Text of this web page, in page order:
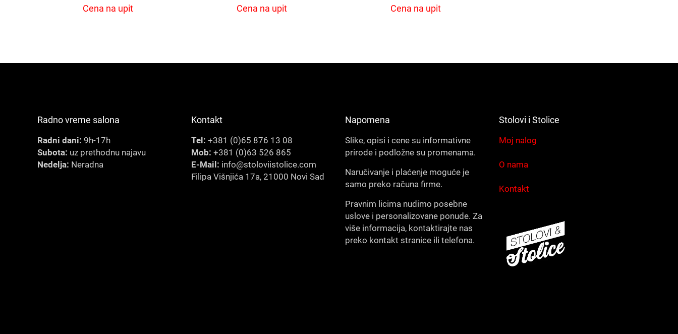
Cena na upit Cena na upit Cena na upit
Radno vreme salona
Radni dani: 9h-17h
Subota: uz prethodnu najavu
Nedelja: Neradna
Kontakt
Tel: +381 (0)65 876 13 08
Mob: +381 (0)63 526 865
E-Mail: info@stoloviistolice.com
Filipa Višnjića 17a, 21000 Novi Sad
Napomena
Slike, opisi i cene su informativne
prirode i podložne su promenama.
Naručivanje i plaćenje moguće je
samo preko računa firme.
Pravnim licima nudimo posebne
uslove i personalizovane ponude. Za
više informacija, kontaktirajte nas
preko kontakt stranice ili telefona.
Stolovi i Stolice
Moj nalog
O nama
Kontakt